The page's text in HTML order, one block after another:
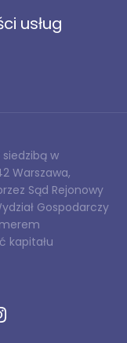
usług
siedzibą w
Warszawa,
Sąd Rejonowy
Gospodarczy
kapitału